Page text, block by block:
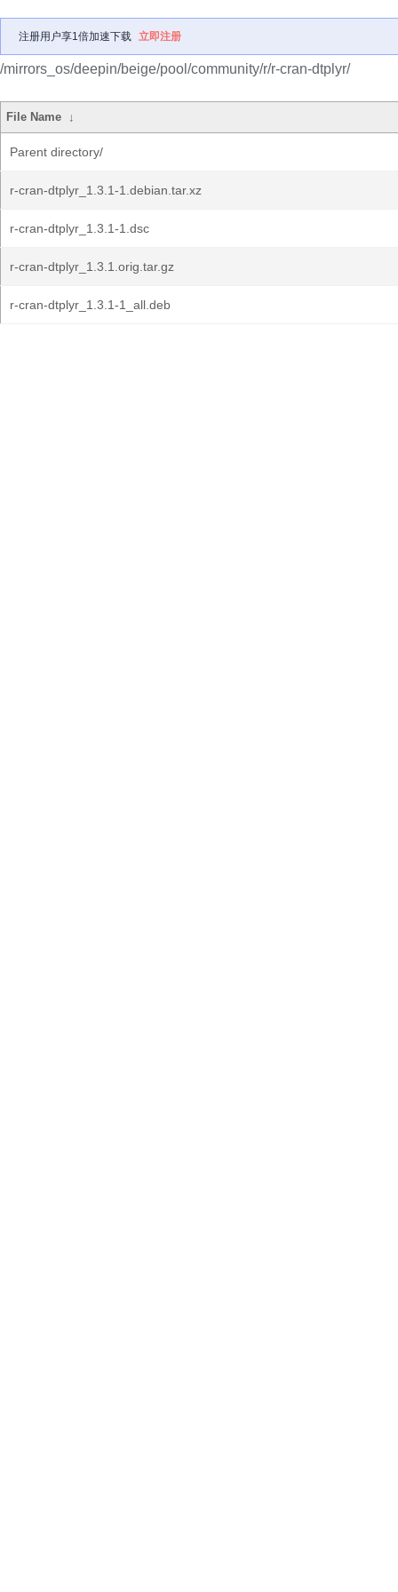
注册用户享1倍加速下载 立即注册
/mirrors_os/deepin/beige/pool/community/r/r-cran-dtplyr/
File Name ↓
Parent directory/
r-cran-dtplyr_1.3.1-1.debian.tar.xz
r-cran-dtplyr_1.3.1-1.dsc
r-cran-dtplyr_1.3.1.orig.tar.gz
r-cran-dtplyr_1.3.1-1_all.deb